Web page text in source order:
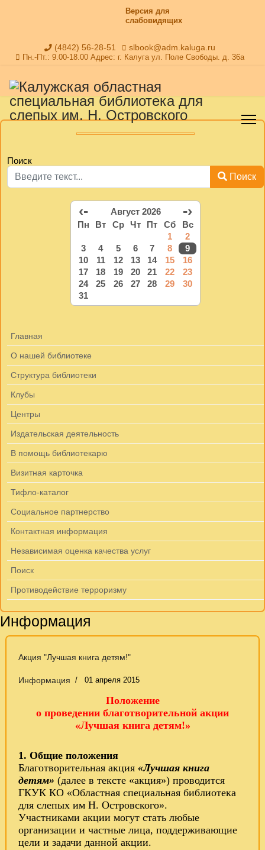
Версия для
слабовидящих
(4842) 56-28-51 slbook@adm.kaluga.ru
Пн.-Пт.: 9.00-18.00 Адрес: г. Калуга ул. Поле Свободы. д. 36а
Поиск
Поиск
‹- Август 2026 -›
Пн Вт Ср Чт Пт Сб
Вс
1
2
3
4 5 6 7 8
9
10
11 12 13 14 15
16
17
18 19 20 21 22
23
24
25 26 27 28 29
30
31
Главная
О нашей библиотеке
Структура библиотеки
Клубы
Центры
Издательская деятельность
В помощь библиотекарю
Визитная карточка
Тифло-каталог
Социальное партнерство
Контактная информация
Независимая оценка качества услуг
Поиск
Противодействие терроризму
Информация
Акция "Лучшая книга детям!"
Информация 01 апреля 2015
Положение
о проведении благотворительной акции
«Лучшая книга детям!»
1. Общие положения
Благотворительная акция «Лучшая книга
детям» (далее в тексте «акция») проводится
ГКУК КО «Областная специальная библиотека
для слепых им Н. Островского».
Участниками акции могут стать любые
организации и частные лица, поддерживающие
цели и задачи данной акции.